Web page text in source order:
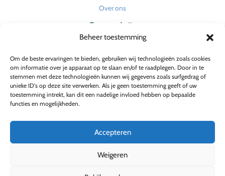
Beheer toestemming
Om de beste ervaringen te bieden, gebruiken wij technologieën zoals cookies
om informatie over je apparaat op te slaan en/of te raadplegen. Door in te
stemmen met deze technologieën kunnen wij gegevens zoals surfgedrag of
unieke ID's op deze site verwerken. Als je geen toestemming geeft of uw
toestemming intrekt, kan dit een nadelige invloed hebben op bepaalde
functies en mogelijkheden.
Accepteren
Weigeren
Over ons
Categorieën
Tuin
Verbouw en renovatie
Wonen
Wonen en interieur